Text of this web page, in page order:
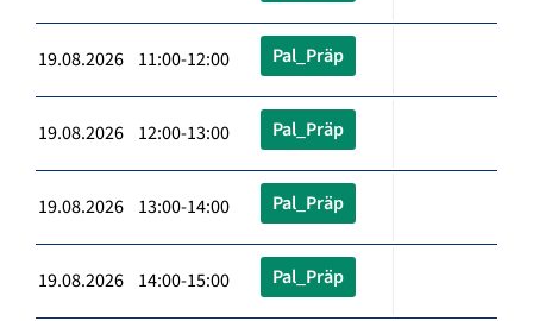
19.08.2026 11:00-12:00 Pal_Präp
19.08.2026 12:00-13:00 Pal_Präp
19.08.2026 13:00-14:00 Pal_Präp
19.08.2026 14:00-15:00 Pal_Präp